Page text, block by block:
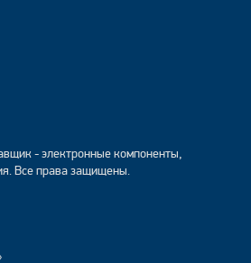
- электронные компоненты,
Все права защищены.